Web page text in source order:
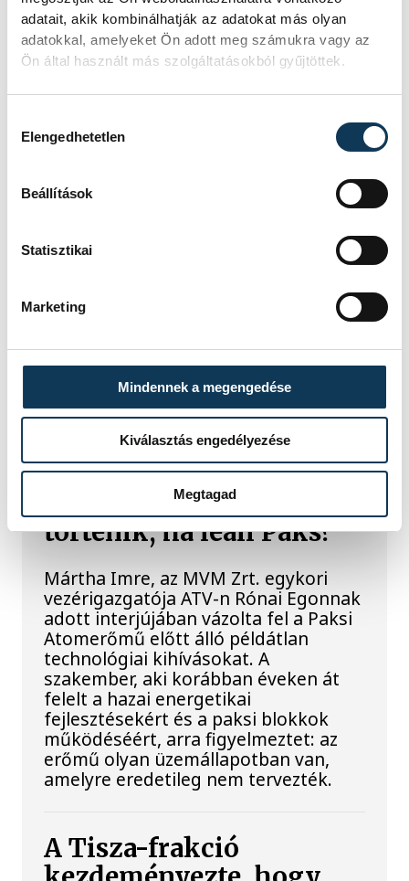
adatait, akik kombinálhatják az adatokat más olyan
adatokkal, amelyeket Ön adott meg számukra vagy az
Ön által használt más szolgáltatásokból gyűjtöttek.
Elengedhetetlen
Beállítások
Statisztikai
Marketing
Mindennek a megengedése
Kiválasztás engedélyezése
Megtagad
1 2 3 4 ...
világháborús leletek az
A folyó rekordalacsony vízállása miatt
világháborús német DKW NZ 350-1
motorkerékpárbukkant elő a
Batthyány téri rakpart sziklái alól,
máshol pedig egy közel féltonnás brit
akna került elő.
Késéltánc a Dunán: Mi
történik, ha leáll Paks?
Mártha Imre, az MVM Zrt. egykori
vezérigazgatója ATV-n Rónai Egonnak
adott interjújában vázolta fel a Paksi
Atomerőmű előtt álló példátlan
technológiai kihívásokat. A
szakember, aki korábban éveken át
felelt a hazai energetikai
fejlesztésekért és a paksi blokkok
működéséért, arra figyelmeztet: az
erőmű olyan üzemállapotban van,
amelyre eredetileg nem tervezték.
A Tisza-frakció